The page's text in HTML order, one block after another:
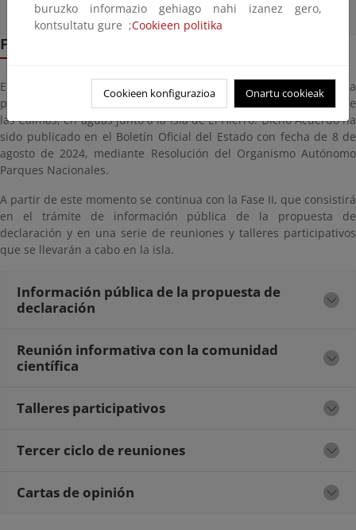
Segundo ciclo de reuniones
Fase de información y participación pública
El Consejo de Ministros de 30 de julio de 2024 aprobó la
propuesta de Declaración del Parque Nacional Marino del Mar de
las Calmas, en aguas junto a la isla de El Hierro. Dicho Acuerdo ha
sido publicado en el Boletín Oficial del Estado con fecha de 8 de
agosto de 2024, mediante Resolución del Organismo Autónomo
Parques Nacionales.
A partir de este momento se continua con la Fase II, que consistirá
en el trámite de información pública de la propuesta de
declaración y en una serie de reuniones y talleres participativos
que se llevarán a cabo en la isla.
Información pública de la propuesta de
declaración
Reunión informativa con la comunidad
científica
Talleres participativos
Tercer ciclo de reuniones
Cartas de opinión
buruzko informazio gehiago nahi izanez gero,
kontsultatu gure ;Cookieen politika
Cookieen konfigurazioa Onartu cookieak